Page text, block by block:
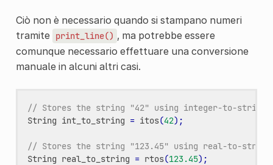
Ciò non è necessario quando si stampano numeri
tramite print_line() , ma potrebbe essere
comunque necessario effettuare una conversione
manuale in alcuni altri casi.
// Stores the string "42" using integer-to-string
String int_to_string = itos(42);
// Stores the string "123.45" using real-to-string
String real_to_string = rtos(123.45);